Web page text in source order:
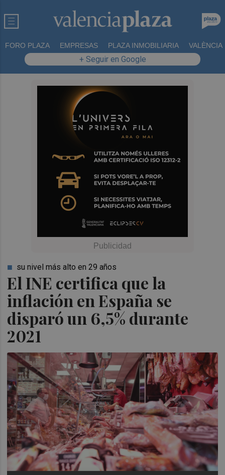
FORO PLAZA EMPRESAS PLAZA INMOBILIARIA VALÈNCIA
+ Seguir en Google
El INE certifica que la
inflación en España se
disparó un 6,5% durante
2021
su nivel más alto en 29 años